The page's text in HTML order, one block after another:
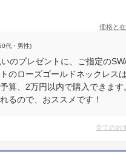
価格と
代・男性)
のプレゼントに、ご指定の
のローズゴールドネックレス
算、2万円以内で購入できま
るので、おススメです！
全てのお